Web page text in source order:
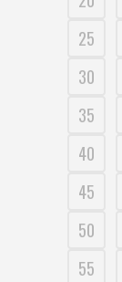
25
30
35
40
45
50
55